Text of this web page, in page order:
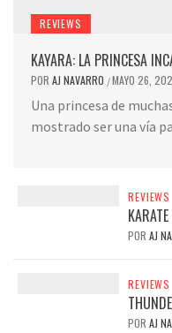
REVIEWS
KAYARA: LA PRINCESA
POR AJ NAVARRO /MAYO 26,
Una princesa de
mostrado ser una vía
REVIEWS
POR AJ
REVIEWS
POR AJ